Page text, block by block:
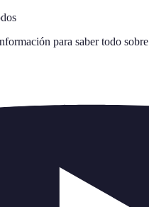
para saber todo sobre